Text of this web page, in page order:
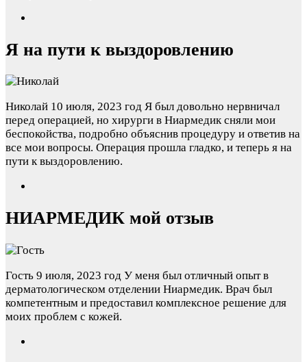
Я на пути к выздоровлению
Николай 10 июля, 2023 год Я был довольно нервничал
перед операцией, но хирурги в Ниармедик сняли мои
беспокойства, подробно объяснив процедуру и ответив на
все мои вопросы. Операция прошла гладко, и теперь я на
пути к выздоровлению.
НИАРМЕДИК мой отзыв
Гость 9 июля, 2023 год У меня был отличный опыт в
дерматологическом отделении Ниармедик. Врач был
компетентным и предоставил комплексное решение для
моих проблем с кожей.